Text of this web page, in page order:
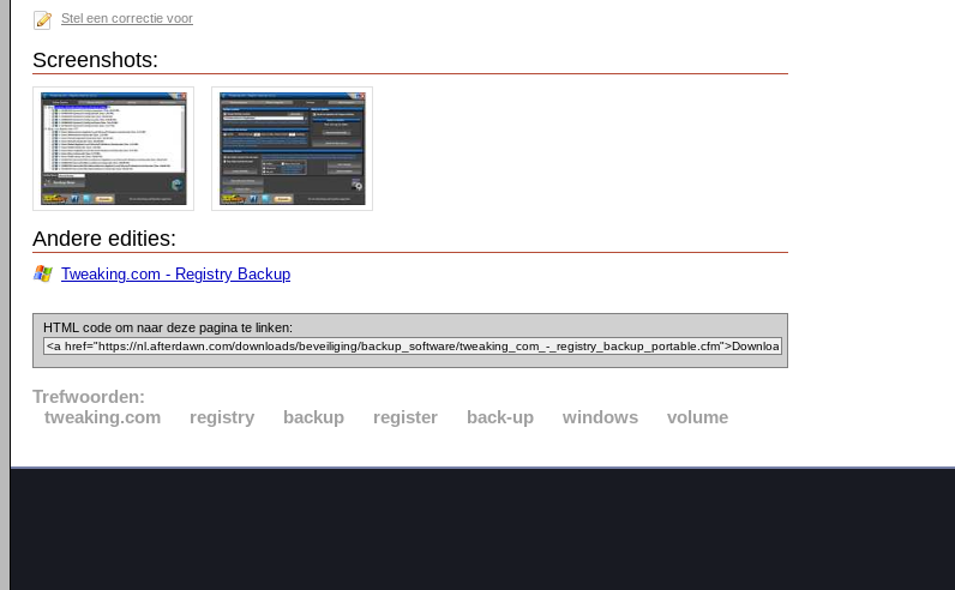
Stel een correctie voor
Screenshots:
Andere edities:
Tweaking.com - Registry Backup
HTML code om naar deze pagina te linken:
Trefwoorden:
tweaking.com
registry backup register back-up windows volume